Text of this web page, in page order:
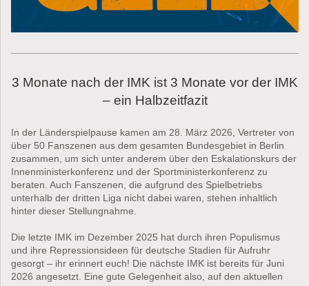
3 Monate nach der IMK ist 3 Monate vor der IMK
– ein Halbzeitfazit
In der Länderspielpause kamen am 28. März 2026, Vertreter von
über 50 Fanszenen aus dem gesamten Bundesgebiet in Berlin
zusammen, um sich unter anderem über den Eskalationskurs der
Innenministerkonferenz und der Sportministerkonferenz zu
beraten. Auch Fanszenen, die aufgrund des Spielbetriebs
unterhalb der dritten Liga nicht dabei waren, stehen inhaltlich
hinter dieser Stellungnahme.
Die letzte IMK im Dezember 2025 hat durch ihren Populismus
und ihre Repressionsideen für deutsche Stadien für Aufruhr
gesorgt – ihr erinnert euch! Die nächste IMK ist bereits für Juni
2026 angesetzt. Eine gute Gelegenheit also, auf den aktuellen